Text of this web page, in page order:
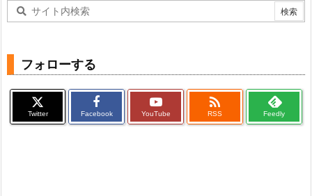
フォローする
Twitter Facebook YouTube

RSS Feedly